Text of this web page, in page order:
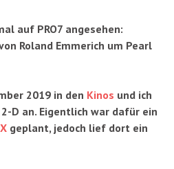
auf PRO7 angesehen:
Roland Emmerich um Pearl
2019 in den Kinos und ich
D an. Eigentlich war dafür ein
geplant, jedoch lief dort ein